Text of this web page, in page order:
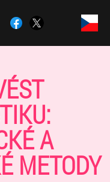
A
METODY